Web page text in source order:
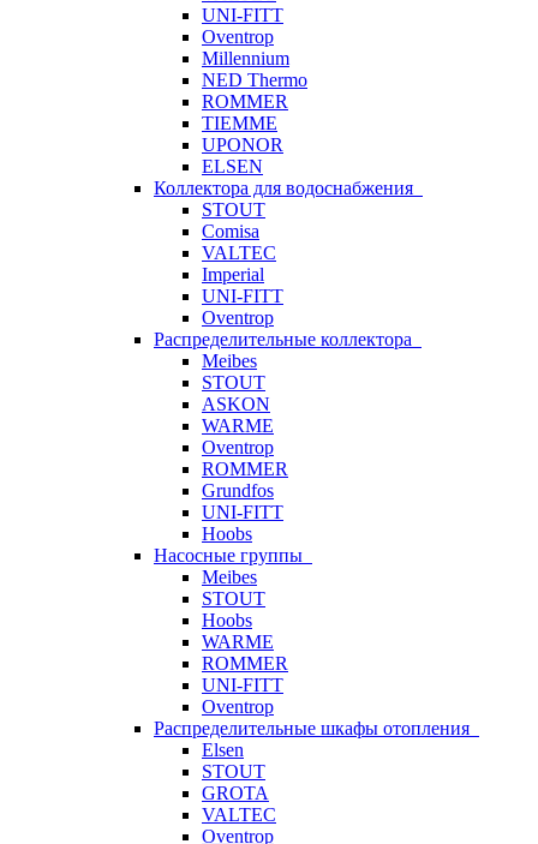
UNI-FITT
Oventrop
Millennium
NED Thermo
ROMMER
TIEMME
UPONOR
ELSEN
Коллектора для водоснабжения
STOUT
Comisa
VALTEC
Imperial
UNI-FITT
Oventrop
Распределительные коллектора
Meibes
STOUT
ASKON
WARME
Oventrop
ROMMER
Grundfos
UNI-FITT
Hoobs
Насосные группы
Meibes
STOUT
Hoobs
WARME
ROMMER
UNI-FITT
Oventrop
Распределительные шкафы отопления
Elsen
STOUT
GROTA
VALTEC
Oventrop